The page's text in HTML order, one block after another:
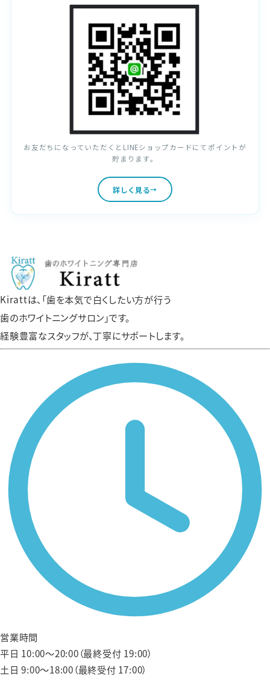
お友だちになっていただくとLINEショップカードにてポイントが
貯まります。
詳しく見る
Kirattは、「歯を本気で白くしたい方が行う
歯のホワイトニングサロン」です。
経験豊富なスタッフが、丁寧にサポートします。
営業時間
平日 10:00〜20:00（最終受付 19:00）
土日 9:00〜18:00（最終受付 17:00）